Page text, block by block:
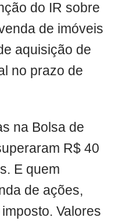
do IR sobre
de imóveis
aquisição de
no prazo de
na Bolsa de
R$ 40
E quem
de ações,
Valores